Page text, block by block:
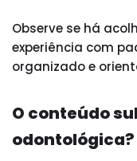
Observe se há
experiência com
organizado e
O conteúdo
odontológica?